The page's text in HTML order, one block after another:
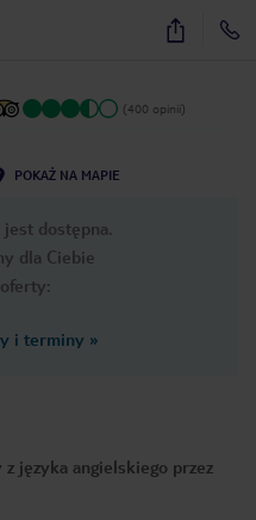
39
(400 opinii)
POKAŻ NA MAPIE
dostępna.
dla Ciebie
i terminy »
z języka angielskiego przez